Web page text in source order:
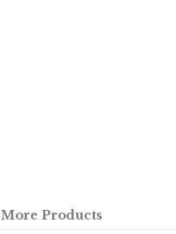
More Products